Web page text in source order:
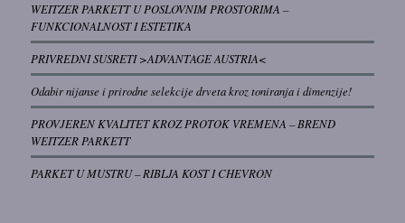
WEITZER PARKETT U POSLOVNIM PROSTORIMA –
FUNKCIONALNOST I ESTETIKA
PRIVREDNI SUSRETI >ADVANTAGE AUSTRIA<
Odabir nijanse i prirodne selekcije drveta kroz toniranja i dimenzije!
PROVJEREN KVALITET KROZ PROTOK VREMENA – BREND
WEITZER PARKETT
PARKET U MUSTRU – RIBLJA KOST I CHEVRON